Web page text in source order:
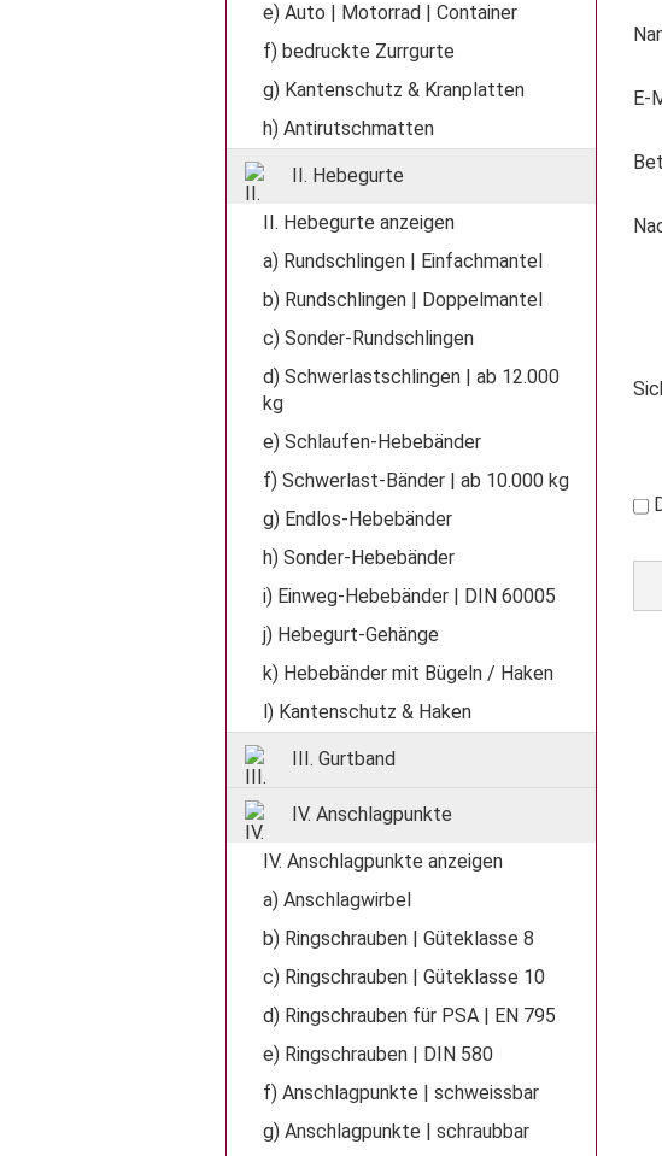
WIR
E-
e) Auto | Motorrad | Container
f) bedruckte Zurrgurte
g) Kantenschutz & Kranplatten
h) Antirutschmatten
II. Hebegurte
II. Hebegurte anzeigen
a) Rundschlingen | Einfachmantel
b) Rundschlingen | Doppelmantel
c) Sonder-Rundschlingen
d) Schwerlastschlingen | ab 12.000
kg
e) Schlaufen-Hebebänder
f) Schwerlast-Bänder | ab 10.000 kg
g) Endlos-Hebebänder
h) Sonder-Hebebänder
i) Einweg-Hebebänder | DIN 60005
j) Hebegurt-Gehänge
k) Hebebänder mit Bügeln / Haken
l) Kantenschutz & Haken
III. Gurtband
IV. Anschlagpunkte
IV. Anschlagpunkte anzeigen
a) Anschlagwirbel
b) Ringschrauben | Güteklasse 8
c) Ringschrauben | Güteklasse 10
d) Ringschrauben für PSA | EN 795
e) Ringschrauben | DIN 580
f) Anschlagpunkte | schweissbar
g) Anschlagpunkte | schraubbar